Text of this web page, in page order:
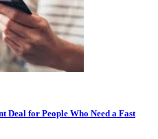
Deal for People Who Need a Fast